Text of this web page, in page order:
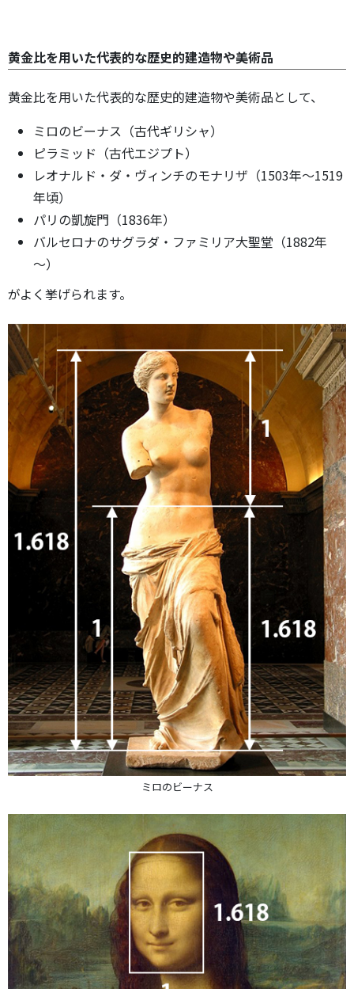
黄金比を用いた代表的な歴史的建造物や美術品
黄金比を用いた代表的な歴史的建造物や美術品として、
ミロのビーナス（古代ギリシャ）
ピラミッド（古代エジプト）
レオナルド・ダ・ヴィンチのモナリザ（1503年～1519
年頃）
パリの凱旋門（1836年）
バルセロナのサグラダ・ファミリア大聖堂（1882年
～）
がよく挙げられます。
ミロのビーナス